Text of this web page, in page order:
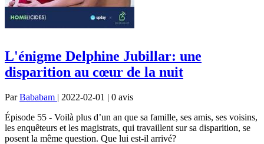
L'énigme Delphine Jubillar: une
disparition au cœur de la nuit
ParBababam | 2022-02-01 | 0 avis
Épisode 55 - Voilà plus d’un an que sa famille, ses amis, ses voisins,
les enquêteurs et les magistrats, qui travaillent sur sa disparition, se
posent la même question. Que lui est-il arrivé?